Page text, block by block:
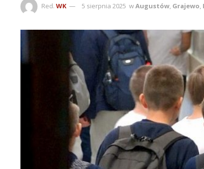
Red. WK 5 sierpnia 2025 wAugustów, Grajewo,